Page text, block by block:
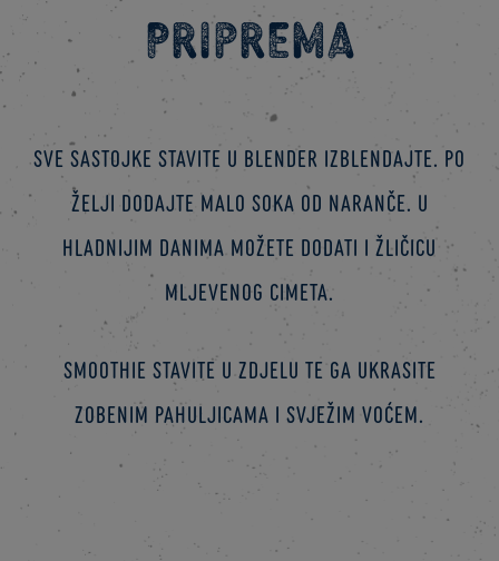
Priprema
Sve sastojke stavite u blender izblendajte. Po
želji dodajte malo soka od naranče. U
hladnijim danima možete dodati i žličicu
mljevenog cimeta.
Smoothie stavite u zdjelu te ga ukrasite
zobenim pahuljicama i svježim voćem.